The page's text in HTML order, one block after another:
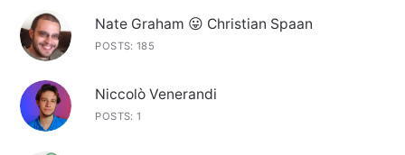
Nate Graham 😛 Christian Spaan
POSTS: 185
Niccolò Venerandi
POSTS: 1